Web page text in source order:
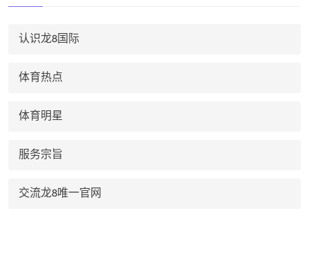
认识龙8国际
体育热点
体育明星
服务宗旨
交流龙8唯一官网